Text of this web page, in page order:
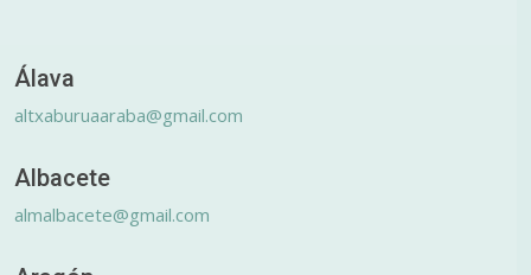
Álava
altxaburuaaraba@gmail.com
Albacete
almalbacete@gmail.com